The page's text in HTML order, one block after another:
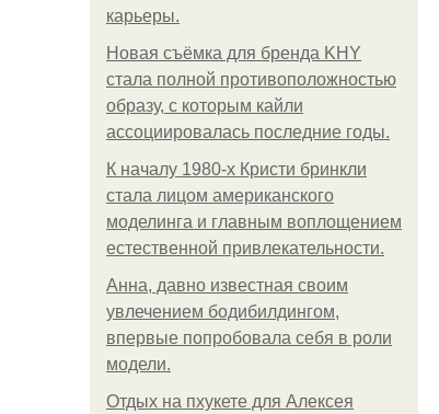
карьеры.
Новая съёмка для бренда KHY
стала полной противоположностью
образу, с которым кайли
ассоциировалась последние годы.
К началу 1980-х Кристи бринкли
стала лицом американского
моделинга и главным воплощением
естественной привлекательности.
Анна, давно известная своим
увлечением бодибилдингом,
впервые попробовала себя в роли
модели.
Отдых на пхукете для Алексея